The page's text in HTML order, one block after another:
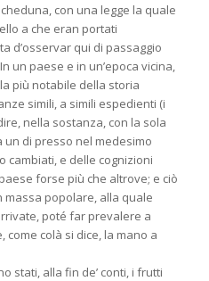
con una legge la quale
a che eran portati
d’osservar qui di passaggio
un paese e in un’epoca vicina,
più notabile della storia
simili, a simili espedienti (i
nella sostanza, con la sola
di presso nel medesimo
cambiati, e delle cognizioni
forse più che altrove; e ciò
massa popolare, alla quale
poté far prevalere a
come colà si dice, la mano a
stati, alla fin de’ conti, i frutti